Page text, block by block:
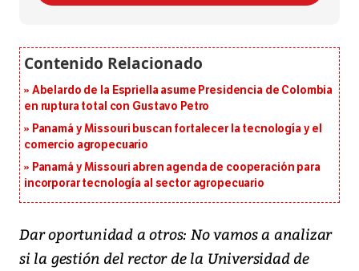
Abelardo de la Espriella asume Presidencia de Colombia
en ruptura total con Gustavo Petro
Panamá y Missouri buscan fortalecer la tecnología y el
comercio agropecuario
Panamá y Missouri abren agenda de cooperación para
incorporar tecnología al sector agropecuario
Dar oportunidad a otros: No vamos a analizar
si la gestión del rector de la Universidad de